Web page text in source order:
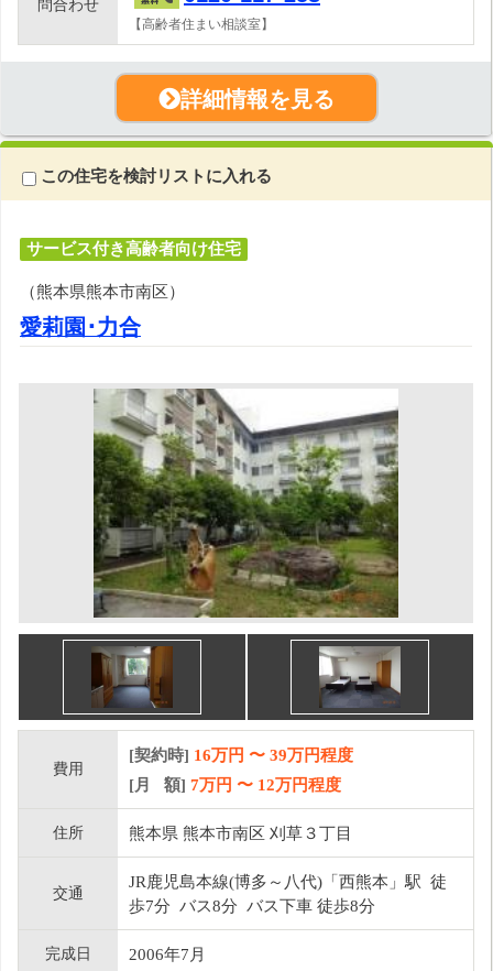
問合わせ
【高齢者住まい相談室】
詳細情報を見る
この住宅を検討リストに入れる
サービス付き高齢者向け住宅
（熊本県熊本市南区）
愛莉園･力合
費用
[契約時] 16万円 〜 39万円程度
[月 額] 7万円 〜 12万円程度
住所 熊本県 熊本市南区 刈草３丁目
交通
JR鹿児島本線(博多～八代)「西熊本」駅 徒
歩7分 バス8分 バス下車 徒歩8分
完成日 2006年7月